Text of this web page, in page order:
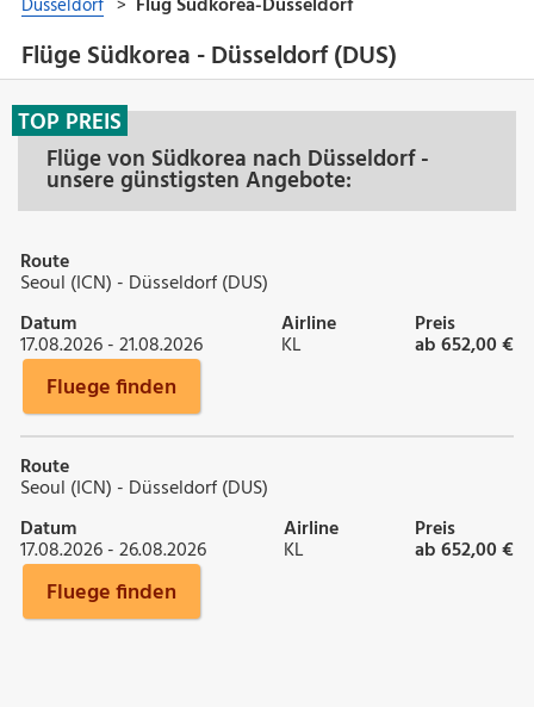
Flüge Südkorea - Düsseldorf (DUS)
Flüge von Südkorea nach Düsseldorf -
unsere günstigsten Angebote:
TOP PREIS
Route
Seoul (ICN) - Düsseldorf (DUS)
Datum
17.08.2026 - 21.08.2026
Airline
KL
Preis
ab 652,00 €
Fluege finden
Route
Seoul (ICN) - Düsseldorf (DUS)
Datum
17.08.2026 - 26.08.2026
Airline
KL
Preis
ab 652,00 €
Fluege finden